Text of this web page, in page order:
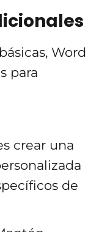
Word
para
crear una
de